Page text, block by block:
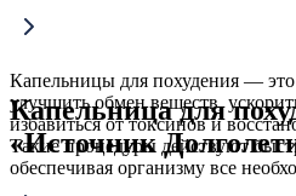
Капельницы для похудения —
улучшить обмен веществ,
избавиться от токсинов и
Такие процедуры действуют
обеспечивая организму все
Капельница для
«Источник